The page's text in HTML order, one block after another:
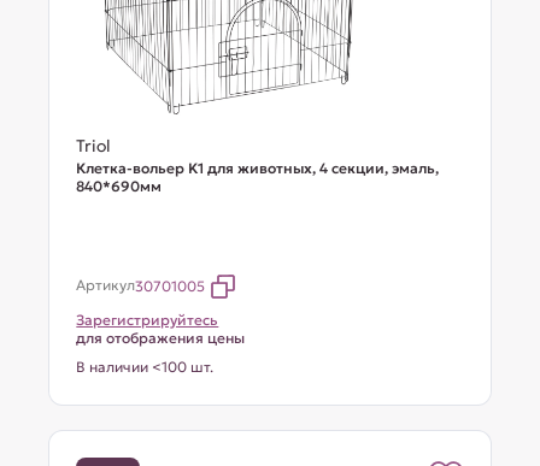
Triol
Клетка-вольер K1 для животных, 4 секции, эмаль,
840*690мм
Артикул30701005
Зарегистрируйтесь
для отображения цены
В наличии <100 шт.